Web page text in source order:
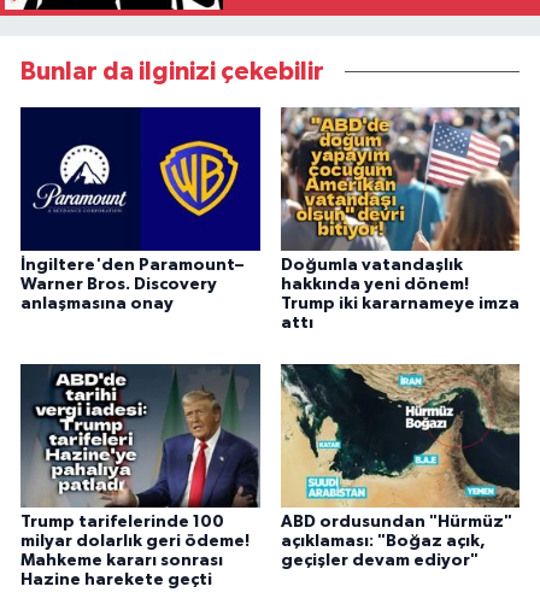
Bunlar da ilginizi çekebilir
İngiltere'den Paramount–
Warner Bros. Discovery
anlaşmasına onay
Doğumla vatandaşlık
hakkında yeni dönem!
Trump iki kararnameye imza
attı
Trump tarifelerinde 100
milyar dolarlık geri ödeme!
Mahkeme kararı sonrası
Hazine harekete geçti
ABD ordusundan "Hürmüz"
açıklaması: "Boğaz açık,
geçişler devam ediyor"